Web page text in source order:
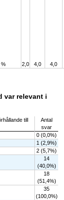
% 2,0 4,0 4,0
var relevant i
till
Antal
svar
0 (0,0%)
1 (2,9%)
2 (5,7%)
14
(40,0%)
18
(51,4%)
35
(100,0%)